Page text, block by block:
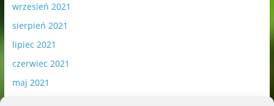
wrzesień 2021
sierpień 2021
lipiec 2021
czerwiec 2021
maj 2021